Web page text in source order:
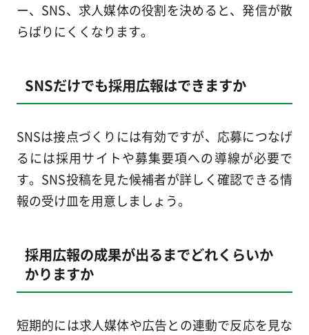
ー、SNS、求人媒体の役割を決めると、発信が散
らばりにくくなります。
SNSだけでも採用広報はできますか
SNSは接点づくりには有効ですが、応募につなげ
るには採用サイトや募集要項への導線が必要で
す。SNS投稿を見た候補者が詳しく確認できる情
報の受け皿を用意しましょう。
採用広報の成果が出るまでどれくらいか
かりますか
短期的には求人媒体や広告との連動で反応を見な